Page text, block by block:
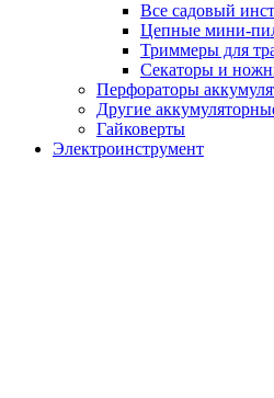
Все садовый
Цепные мини-
Триммеры для
Секаторы и
Перфораторы
Другие
Гайковерты
Электроинструмент